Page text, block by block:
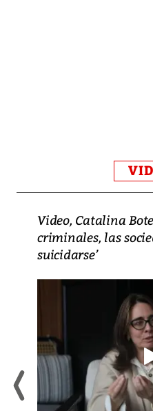
Video, Catalina
criminales, las
suicidarse’